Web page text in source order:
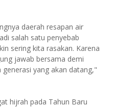
daerah resapan air
salah satu penyebab
sering kita rasakan. Karena
jawab bersama demi
yang akan datang,"
hijrah pada Tahun Baru